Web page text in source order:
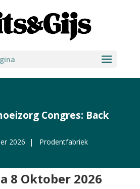
Congres: Back
2026 | Prodentfabriek
8 Oktober 2026